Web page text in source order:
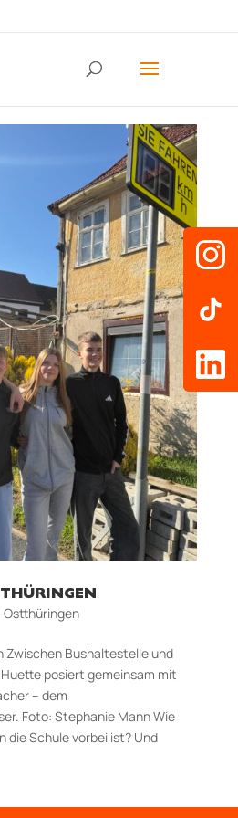
Ostthüringen
Zwischen Bushaltestelle und
posiert gemeinsam mit
– dem
Foto: Stephanie Mann Wie
die Schule vorbei ist? Und